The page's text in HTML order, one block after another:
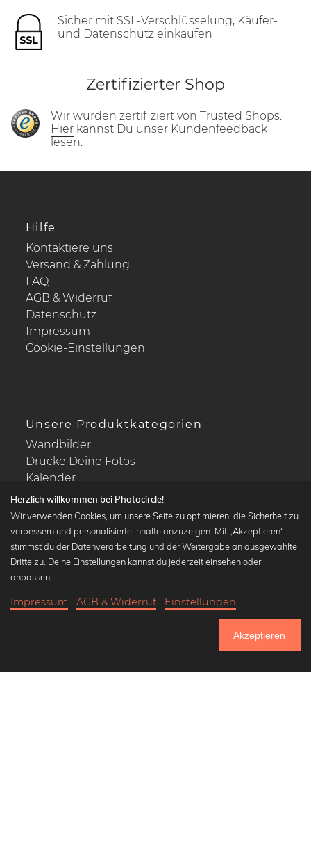
Bis Donnerstag: 20% Rabatt auf alle Bilder
Sicher mit SSL-Verschlüsselung, Käufer-
und Datenschutz einkaufen
Zertifizierter Shop
Wir wurden zertifiziert von Trusted Shops.
Hier kannst Du unser Kundenfeedback
lesen.
Hilfe
Kontaktiere uns
Versand & Zahlung
FAQ
AGB & Widerruf
Datenschutz
Impressum
Cookie-Einstellungen
Unsere Produktkategorien
Wandbilder
Drucke Deine Fotos
Kalender
Beliebte Kollektionen
Wandbilder in schwarz-weiß
Klassiker der Kunstgeschichte
Herzlich willkommen bei Photocircle!
Wir verwenden Cookies, um unsere Seite zu optimieren, die Sicherheit zu
verbessern und personalisierte Inhalte anzuzeigen. Mit „Akzeptieren“
stimmst du der Datenverarbeitung und der Weitergabe an ausgewählte
Dritte zu. Deine Einstellungen kannst du jederzeit einsehen oder
anpassen.
Impressum AGB & Widerruf Einstellungen
Akzeptieren